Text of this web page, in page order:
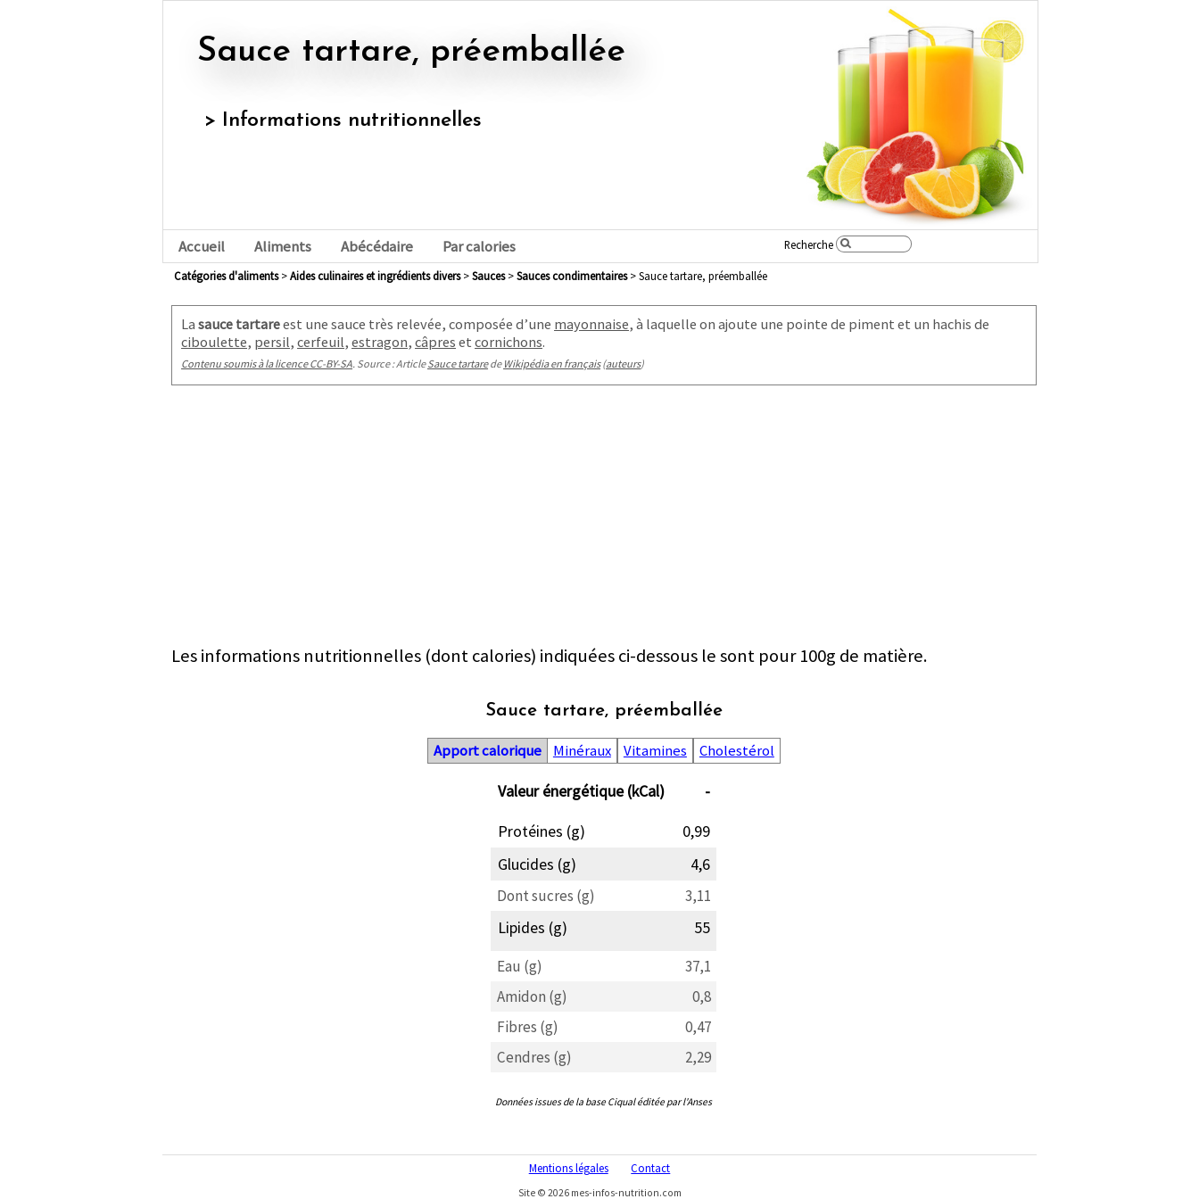
Sauce tartare, préemballée
> Informations nutritionnelles
Accueil Aliments Abécédaire Par calories Recherche
Catégories d'aliments> aides culinaires et ingrédients divers> sauces> sauces condimentaires> Sauce tartare, préemballée
Lasauce tartareest une sauce très relevée, composée d’une mayonnaise, à laquelle on ajoute une pointe de piment et un hachis de
ciboulette, persil,cerfeuil,estragon,câpres etcornichons.
Contenu soumis à la licence CC-BY-SA. Source : ArticleSauce tartarede Wikipédia en français(auteurs)
Les informations nutritionnelles (dont calories) indiquées ci-dessous le sont pour 100g de matière.
Sauce tartare, préemballée
Apport calorique Minéraux Vitamines Cholestérol
Valeur énergétique (kCal)
-
Protéines (g)
0,99
Glucides (g)
4,6
Dont sucres (g) 3,11
Lipides (g) 55
Eau (g)
37,1
Amidon (g)
0,8
Fibres (g)
0,47
Cendres (g)
2,29
Données issues de la base Ciqual éditée par l'Anses
Mentions légales Contact
Site © 2026 mes-infos-nutrition.com